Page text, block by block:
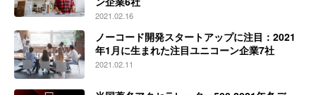
2021.02.16
ノーコード開発スタートアップに注目：2021
年1月に生まれた注目ユニコーン企業7社
2021.02.11